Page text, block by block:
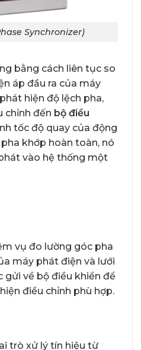
Synchronizer)
bằng cách liên tục so
áp đầu ra của máy
hiện độ lệch pha,
chỉnh đến bộ điều
tốc độ quay của động
khớp hoàn toàn, nó
vào hệ thống một
vụ đo lường góc pha
máy phát điện và lưới
gửi về bộ điều khiển để
điều chỉnh phù hợp.
trò xử lý tín hiệu từ